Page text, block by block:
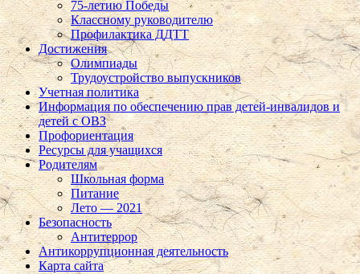
75-летию Победы
Классному руководителю
Профилактика ДДТТ
Достижения
Олимпиады
Трудоустройство выпускников
Учетная политика
Информация по обеспечению прав детей-инвалидов и
детей с ОВЗ
Профориентация
Ресурсы для учащихся
Родителям
Школьная форма
Питание
Лето — 2021
Безопасность
Антитеррор
Антикоррупционная деятельность
Карта сайта